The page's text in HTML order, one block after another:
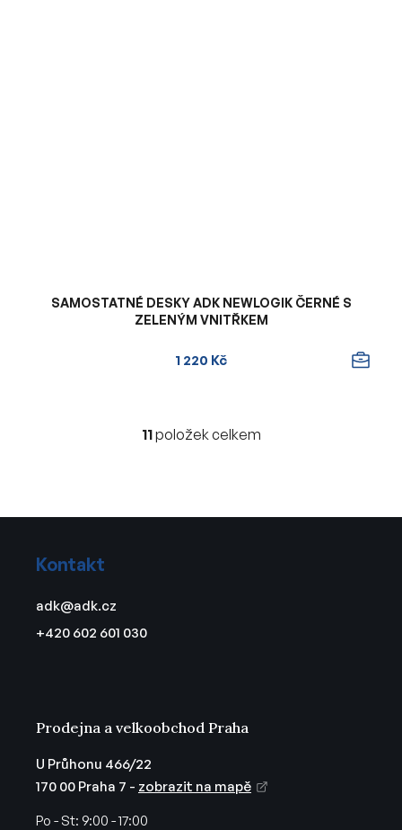
SAMOSTATNÉ DESKY ADK NEWLOGIK ČERNÉ S
ZELENÝM VNITŘKEM
1 220 Kč
O
d
ý
p
s
u
11položek celkem
Kontakt
adk@adk.cz
+420 602 601 030
Prodejna a velkoobchod Praha
U Průhonu 466/22
170 00 Praha 7 - zobrazit na mapě
Po - St: 9:00 - 17:00